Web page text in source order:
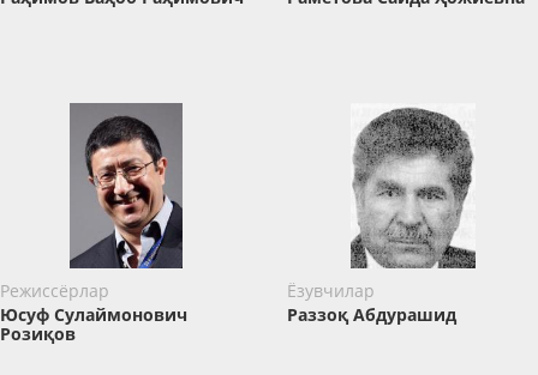
Режиссёрлар
Юсуф Сулаймонович
Розиқов
Ёзувчилар
Раззоқ Абдурашид